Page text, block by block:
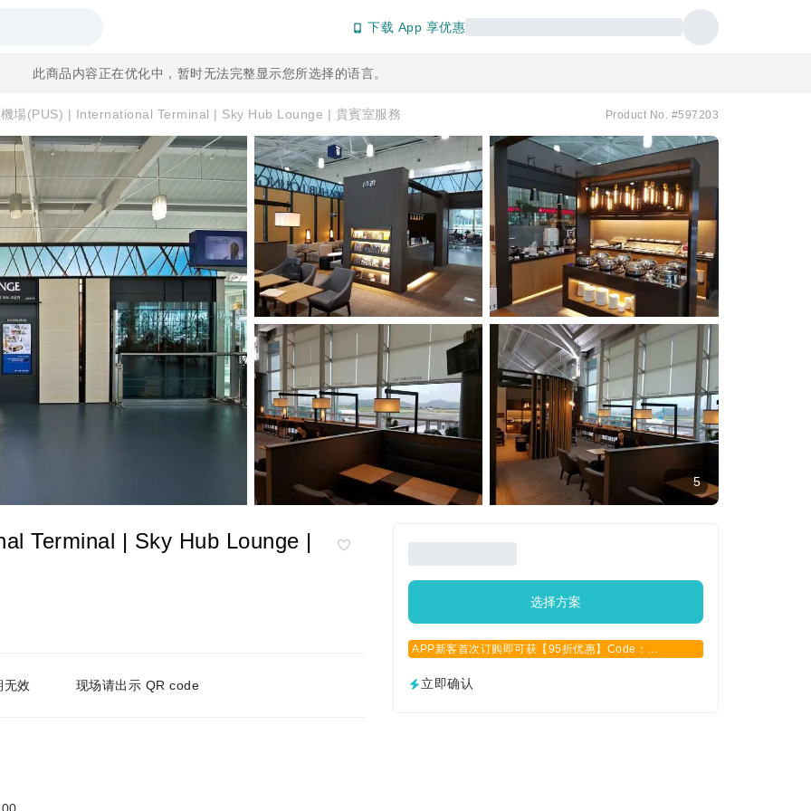
下载 App 享优惠
此商品内容正在优化中，暂时无法完整显示您所选择的语言。
場(PUS) | International Terminal | Sky Hub Lounge | 貴賓室服務 Product No. #597203
5
Terminal | Sky Hub Lounge |
无效 现场请出示 QR code
选择方案
APP新客首次订购即可获【95折优惠】Code：
立即确认